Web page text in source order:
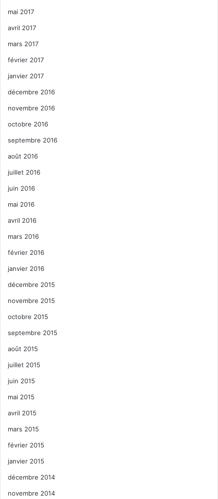
mai 2017
avril 2017
mars 2017
février 2017
janvier 2017
décembre 2016
novembre 2016
octobre 2016
septembre 2016
août 2016
juillet 2016
juin 2016
mai 2016
avril 2016
mars 2016
février 2016
janvier 2016
décembre 2015
novembre 2015
octobre 2015
septembre 2015
août 2015
juillet 2015
juin 2015
mai 2015
avril 2015
mars 2015
février 2015
janvier 2015
décembre 2014
novembre 2014